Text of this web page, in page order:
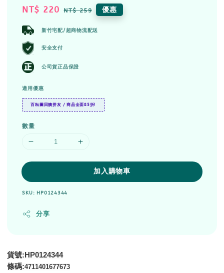
Sale
NT$ 220 Regular
NT$ 259 優惠
新竹宅配/超商物流配送
安全支付
公司貨正品保證
適用優惠
百耘圖回饋拼友 / 商品全面85折!
數量
加入購物車
SKU: HP0124344
分享
貨號:HP0124344
條碼:4711401677673